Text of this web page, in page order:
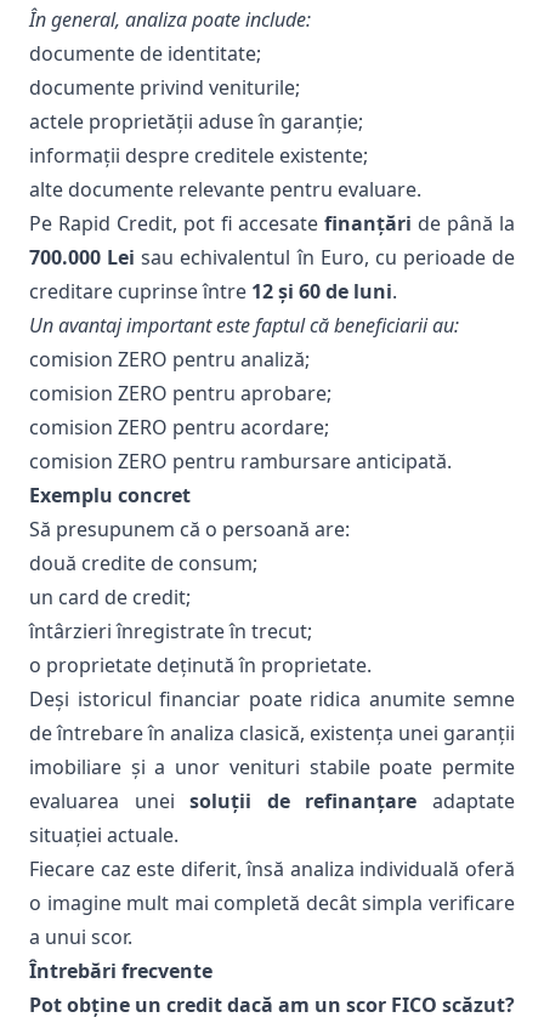
În general, analiza poate include:
documente de identitate;
documente privind veniturile;
actele proprietății aduse în garanție;
informații despre creditele existente;
alte documente relevante pentru evaluare.
Pe Rapid Credit, pot fi accesatefinanțări de până la
700.000 Lei sau echivalentul în Euro, cu perioade de
creditare cuprinse între 12 și 60 de luni.
Un avantaj important este faptul că beneficiarii au:
comision ZERO pentru analiză;
comision ZERO pentru aprobare;
comision ZERO pentru acordare;
comision ZERO pentru rambursare anticipată.
Exemplu concret
Să presupunem că o persoană are:
două credite de consum;
un card de credit;
întârzieri înregistrate în trecut;
o proprietate deținută în proprietate.
Deși istoricul financiar poate ridica anumite semne
de întrebare în analiza clasică, existența unei garanții
imobiliare și a unor venituri stabile poate permite
evaluarea uneisoluții de refinanțare adaptate
situației actuale.
Fiecare caz este diferit, însă analiza individuală oferă
o imagine mult mai completă decât simpla verificare
a unui scor.
Întrebări frecvente
Pot obține un credit dacă am un scor FICO scăzut?